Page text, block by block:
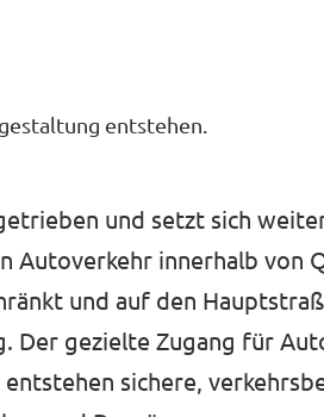
entstehen.
und setzt sich
Autoverkehr innerhalb von
und auf den
Der gezielte Zugang für
sichere,